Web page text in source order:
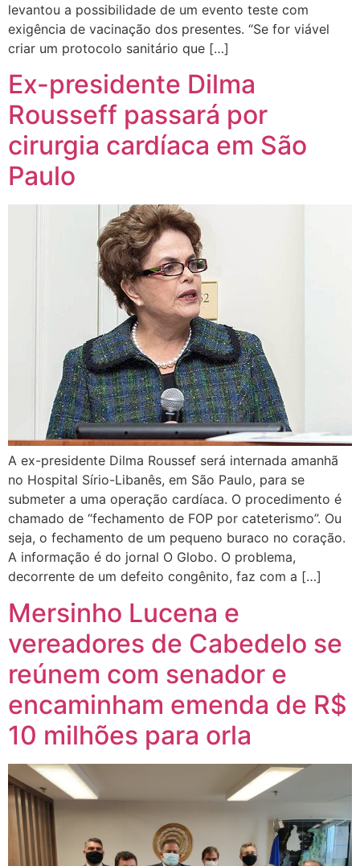
levantou a possibilidade de um evento teste com
exigência de vacinação dos presentes. “Se for viável
criar um protocolo sanitário que […]
Ex-presidente Dilma
Rousseff passará por
cirurgia cardíaca em São
Paulo
A ex-presidente Dilma Roussef será internada amanhã
no Hospital Sírio-Libanês, em São Paulo, para se
submeter a uma operação cardíaca. O procedimento é
chamado de “fechamento de FOP por cateterismo”. Ou
seja, o fechamento de um pequeno buraco no coração.
A informação é do jornal O Globo. O problema,
decorrente de um defeito congênito, faz com a […]
Mersinho Lucena e
vereadores de Cabedelo se
reúnem com senador e
encaminham emenda de R$
10 milhões para orla